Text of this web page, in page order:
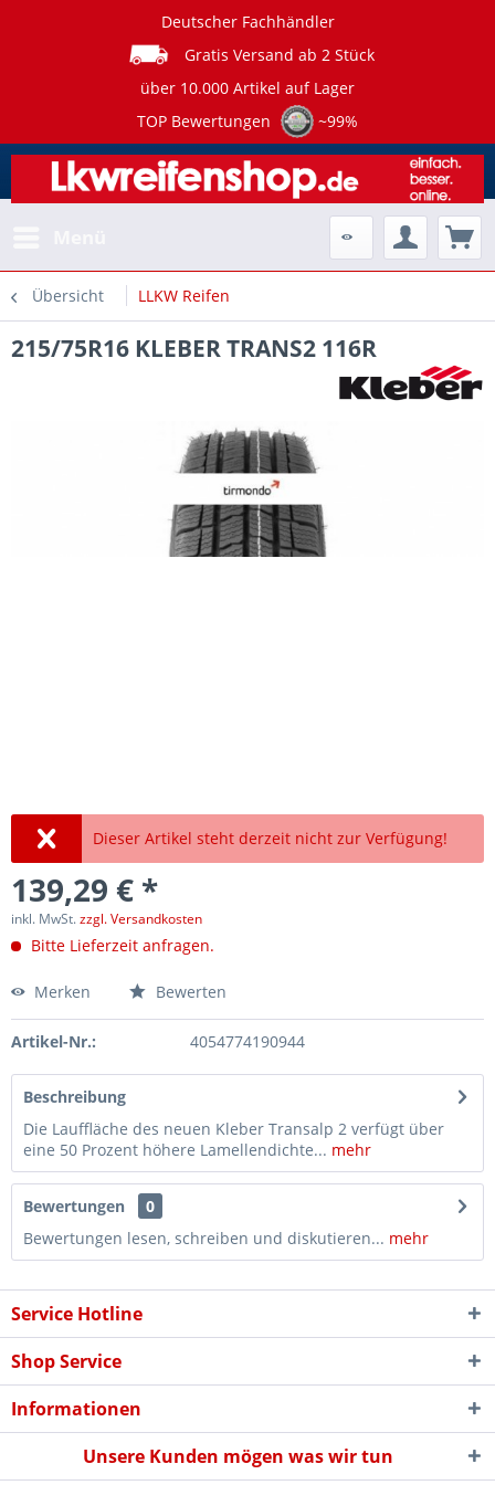
Deutscher Fachhändler
Gratis Versand ab 2 Stück
über 10.000 Artikel auf Lager
TOP Bewertungen
~99%
Übersicht LLKW Reifen
215/75R16 KLEBER TRANS2 116R
Dieser Artikel steht derzeit nicht zur Verfügung!
139,29 € *
inkl. MwSt.zzgl. Versandkosten
Bitte Lieferzeit anfragen.
Merken Bewerten
Artikel-Nr.: 4054774190944
Beschreibung
Die Lauffläche des neuen Kleber Transalp 2 verfügt über
eine 50 Prozent höhere Lamellendichte... mehr
Bewertungen
0
Bewertungen lesen, schreiben und diskutieren... mehr
Service Hotline
Shop Service
Informationen
Unsere Kunden mögen was wir tun